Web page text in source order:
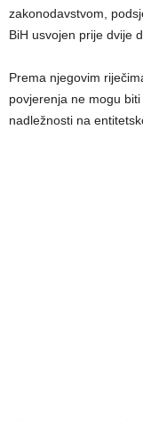
zakonodavstvom,
BiH usvojen prije dvije
Prema njegovim
povjerenja ne mogu
nadležnosti na